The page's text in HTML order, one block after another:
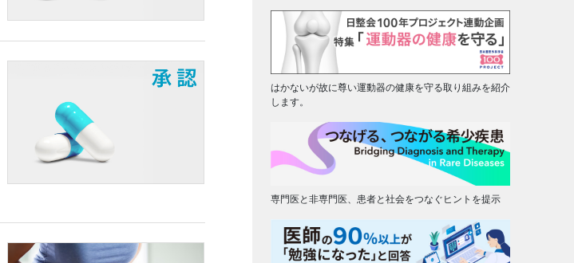
はかないが故に尊い運動器の健康を守る取り組みを紹介
します。
専門医と非専門医、患者と社会をつなぐヒントを提示